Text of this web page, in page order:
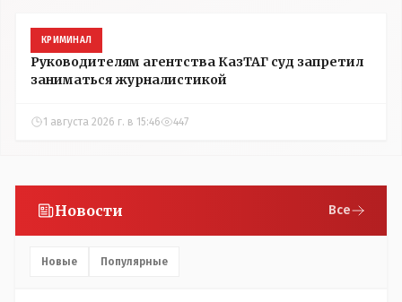
КРИМИНАЛ
Руководителям агентства КазТАГ суд запретил
заниматься журналистикой
1 августа 2026 г. в 15:46 447
Новости Все
Новые Популярные